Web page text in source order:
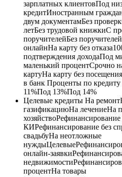
зарплатных клиентовПод
кредитИностранным
двум документамБез
летБез трудовой книжкиС
поручителейБез
онлайнНа карту без
подтверждения доходаПод
маленький процентСрочно
картуНа карту без
в банк Проценты по
11%Под 13%Под 14%
Целевые кредиты На
газификациюНа лечениеНа
КИРефинансирование без
свадьбуНа неотложные
онлайн-
процентНа товары